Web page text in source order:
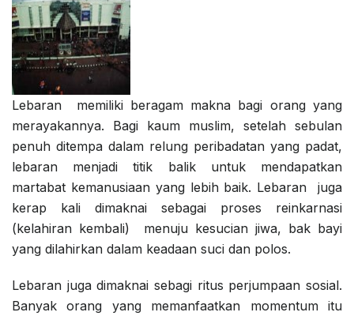
Lebaran memiliki beragam makna bagi orang yang
merayakannya. Bagi kaum muslim, setelah sebulan
penuh ditempa dalam relung peribadatan yang padat,
lebaran menjadi titik balik untuk mendapatkan
martabat kemanusiaan yang lebih baik. Lebaran juga
kerap kali dimaknai sebagai proses reinkarnasi
(kelahiran kembali) menuju kesucian jiwa, bak bayi
yang dilahirkan dalam keadaan suci dan polos.
Lebaran juga dimaknai sebagi ritus perjumpaan sosial.
Banyak orang yang memanfaatkan momentum itu